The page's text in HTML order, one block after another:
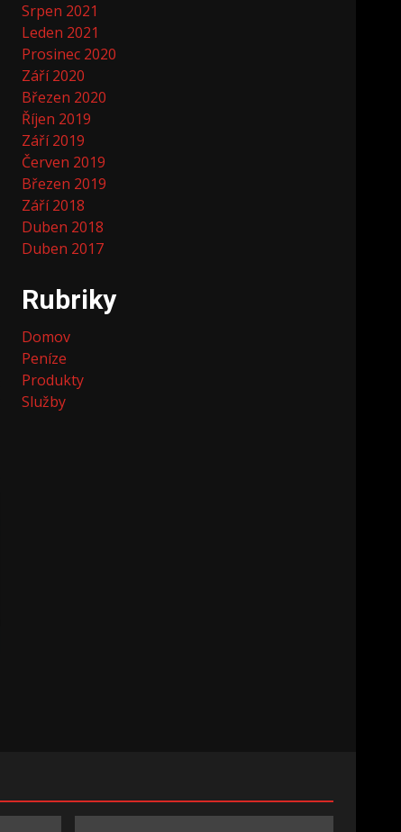
Srpen 2021
Leden 2021
Prosinec 2020
Září 2020
Březen 2020
Říjen 2019
Září 2019
Červen 2019
Březen 2019
Září 2018
Duben 2018
Duben 2017
Rubriky
Domov
Peníze
Produkty
Služby